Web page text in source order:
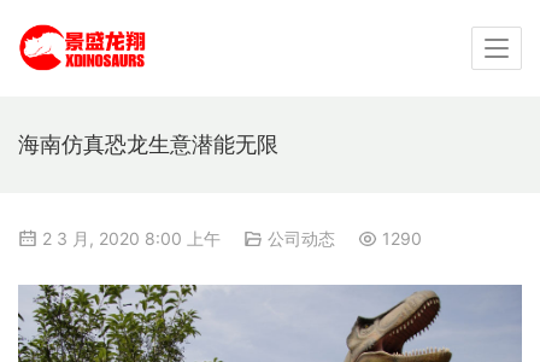
海南仿真恐龙生意潜能无限
2 3 月, 2020 8:00 上午 公司动态 1290